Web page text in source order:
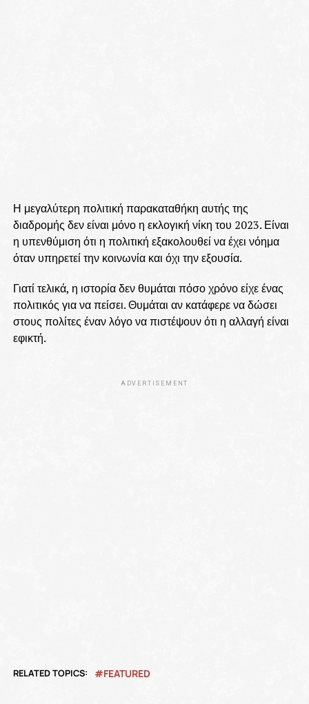
Η μεγαλύτερη πολιτική παρακαταθήκη αυτής της
διαδρομής δεν είναι μόνο η εκλογική νίκη του 2023. Είναι
η υπενθύμιση ότι η πολιτική εξακολουθεί να έχει νόημα
όταν υπηρετεί την κοινωνία και όχι την εξουσία.
Γιατί τελικά, η ιστορία δεν θυμάται πόσο χρόνο είχε ένας
πολιτικός για να πείσει. Θυμάται αν κατάφερε να δώσει
στους πολίτες έναν λόγο να πιστέψουν ότι η αλλαγή είναι
εφικτή.
ADVERTISEMENT
RELATED TOPICS: FEATURED